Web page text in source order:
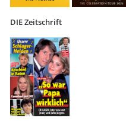
DIE Zeitschrift